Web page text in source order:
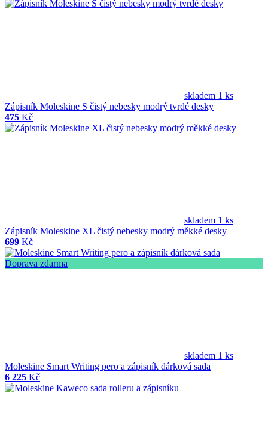
skladem 1 ks
Zápisník Moleskine S čistý nebesky modrý tvrdé desky
475 Kč
skladem 1 ks
Zápisník Moleskine XL čistý nebesky modrý měkké desky
699 Kč
Doprava zdarma
skladem 1 ks
Moleskine Smart Writing pero a zápisník dárková sada
6 225 Kč